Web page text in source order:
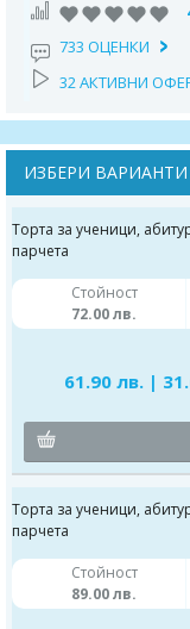
733 ОЦЕНКИ
32 АКТИВНИ
ИЗБЕРИ ВАРИАНТИ
Торта за ученици,
парчета
Стойност
72.00 лв.
61.90 лв. |
Торта за ученици,
парчета
Стойност
89.00 лв.